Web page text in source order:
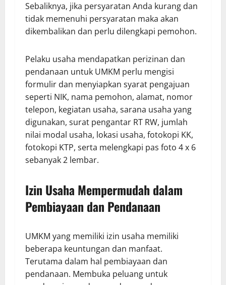
Sebaliknya, jika persyaratan Anda kurang dan
tidak memenuhi persyaratan maka akan
dikembalikan dan perlu dilengkapi pemohon.
Pelaku usaha mendapatkan perizinan dan
pendanaan untuk UMKM perlu mengisi
formulir dan menyiapkan syarat pengajuan
seperti NIK, nama pemohon, alamat, nomor
telepon, kegiatan usaha, sarana usaha yang
digunakan, surat pengantar RT RW, jumlah
nilai modal usaha, lokasi usaha, fotokopi KK,
fotokopi KTP, serta melengkapi pas foto 4 x 6
sebanyak 2 lembar.
Izin Usaha Mempermudah dalam
Pembiayaan dan Pendanaan
UMKM yang memiliki izin usaha memiliki
beberapa keuntungan dan manfaat.
Terutama dalam hal pembiayaan dan
pendanaan. Membuka peluang untuk